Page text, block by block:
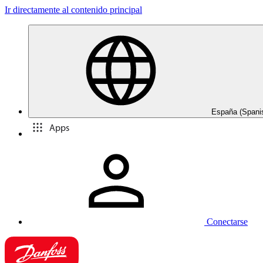
Ir directamente al contenido principal
España
Apps
Conectarse